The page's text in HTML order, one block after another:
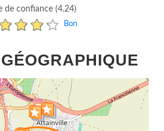
de confiance (4.24)
Bon